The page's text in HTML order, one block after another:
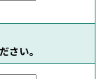
さい。